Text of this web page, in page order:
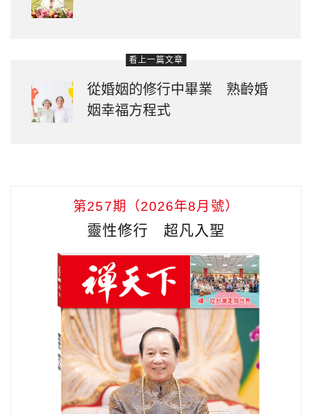
看上一篇文章
從婚姻的修行中畢業 熟齡婚
姻幸福方程式
第257期（2026年8月號）
靈性修行 超凡入聖